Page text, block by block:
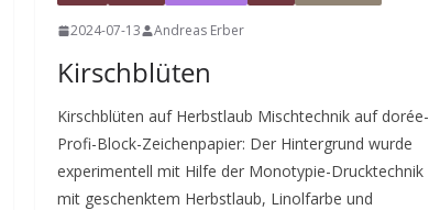
2024-07-13 Andreas Erber
Kirschblüten
Kirschblüten auf Herbstlaub Mischtechnik auf dorée-
Profi-Block-Zeichenpapier: Der Hintergrund wurde
experimentell mit Hilfe der Monotypie-Drucktechnik
mit geschenktem Herbstlaub, Linolfarbe und